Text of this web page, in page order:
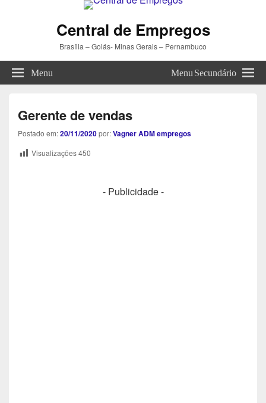
Central de Empregos
Brasília – Goiás- Minas Gerais – Pernambuco
Menu Menu Secundário
Gerente de vendas
Postado em:20/11/2020por:Vagner ADM empregos
Visualizações450
- Publicidade -